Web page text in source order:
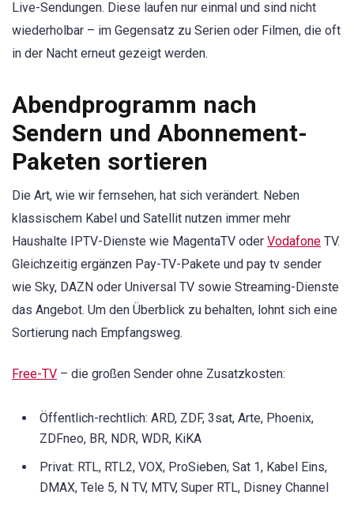
Live-Sendungen. Diese laufen nur einmal und sind nicht
wiederholbar – im Gegensatz zu Serien oder Filmen, die oft
in der Nacht erneut gezeigt werden.
Abendprogramm nach
Sendern und Abonnement-
Paketen sortieren
Die Art, wie wir fernsehen, hat sich verändert. Neben
klassischem Kabel und Satellit nutzen immer mehr
Haushalte IPTV-Dienste wie MagentaTV oder Vodafone TV.
Gleichzeitig ergänzen Pay-TV-Pakete und pay tv sender
wie Sky, DAZN oder Universal TV sowie Streaming-Dienste
das Angebot. Um den Überblick zu behalten, lohnt sich eine
Sortierung nach Empfangsweg.
Free-TV – die großen Sender ohne Zusatzkosten:
Öffentlich-rechtlich: ARD, ZDF, 3sat, Arte, Phoenix,
ZDFneo, BR, NDR, WDR, KiKA
Privat: RTL, RTL2, VOX, ProSieben, Sat 1, Kabel Eins,
DMAX, Tele 5, N TV, MTV, Super RTL, Disney Channel